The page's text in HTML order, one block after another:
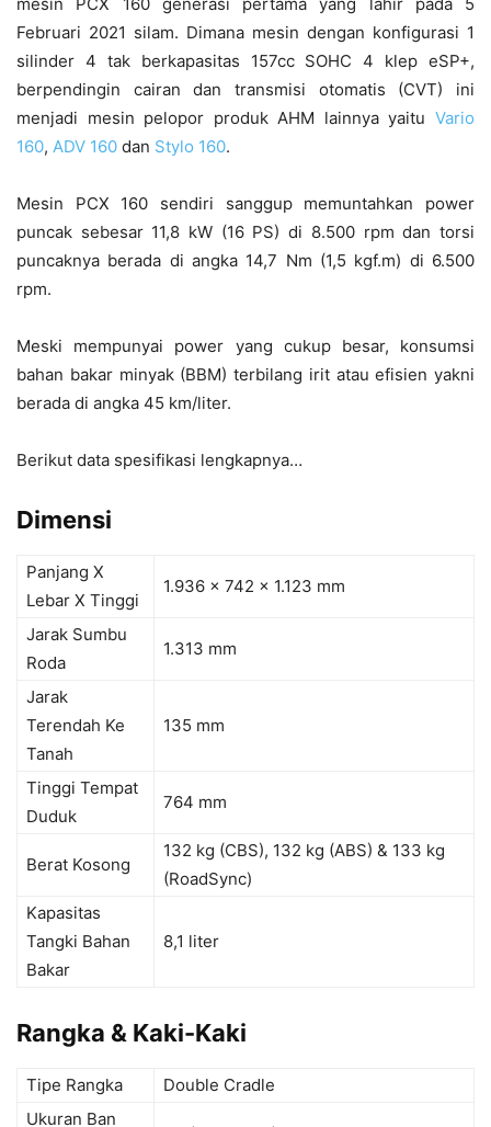
Februari 2021 silam. Dimana mesin dengan konfigurasi 1
silinder 4 tak berkapasitas 157cc SOHC 4 klep eSP+,
berpendingin cairan dan transmisi otomatis (CVT) ini
menjadi mesin pelopor produk AHM lainnya yaitu Vario
160, ADV 160 dan Stylo 160.
Mesin PCX 160 sendiri sanggup memuntahkan power
puncak sebesar 11,8 kW (16 PS) di 8.500 rpm dan torsi
puncaknya berada di angka 14,7 Nm (1,5 kgf.m) di 6.500
rpm.
Meski mempunyai power yang cukup besar, konsumsi
bahan bakar minyak (BBM) terbilang irit atau efisien yakni
berada di angka 45 km/liter.
Berikut data spesifikasi lengkapnya…
Dimensi
Panjang X
Lebar X Tinggi
1.936 x 742 x 1.123 mm
Jarak Sumbu
Roda
1.313 mm
Jarak
Terendah Ke
Tanah
135 mm
Tinggi Tempat
Duduk
764 mm
Berat Kosong
132 kg (CBS), 132 kg (ABS) & 133 kg
(RoadSync)
Kapasitas
Tangki Bahan
Bakar
8,1 liter
Rangka & Kaki-Kaki
Tipe Rangka
Double Cradle
Ukuran Ban